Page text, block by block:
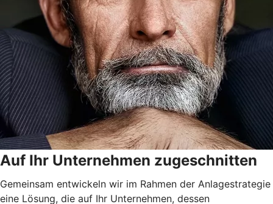
Auf Ihr Unternehmen zugeschnitten
Gemeinsam entwickeln wir im Rahmen der Anlagestrategie
eine Lösung, die auf Ihr Unternehmen, dessen